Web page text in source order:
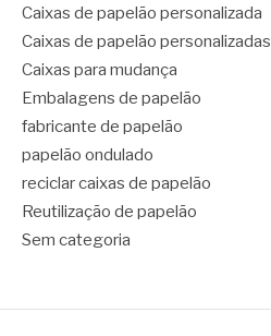
Caixas de papelão personalizada
Caixas de papelão personalizadas
Caixas para mudança
Embalagens de papelão
fabricante de papelão
papelão ondulado
reciclar caixas de papelão
Reutilização de papelão
Sem categoria